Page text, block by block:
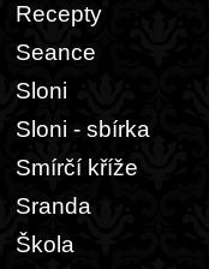
Recepty
Seance
Sloni
Sloni - sbírka
Smírčí kříže
Sranda
Škola